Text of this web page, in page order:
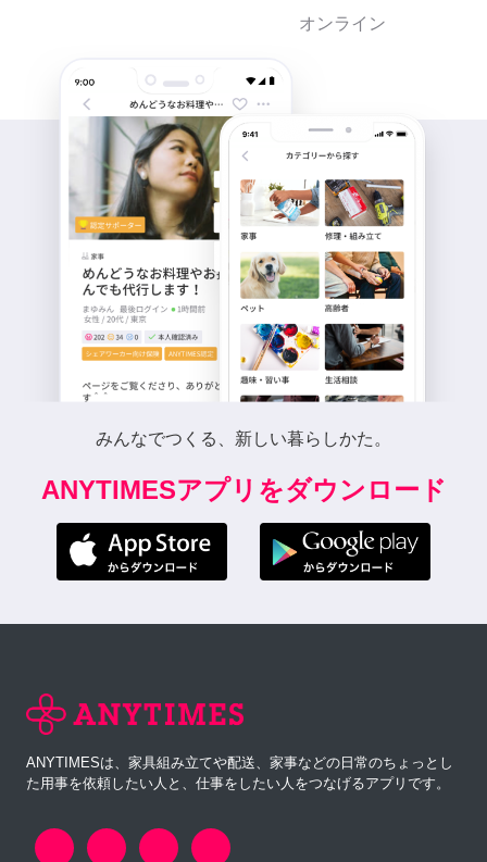
オンライン
みんなでつくる、新しい暮らしかた。
ANYTIMESアプリをダウンロード
ANYTIMESは、家具組み立てや配送、家事などの日常のちょっとし
た用事を依頼したい人と、仕事をしたい人をつなげるアプリです。